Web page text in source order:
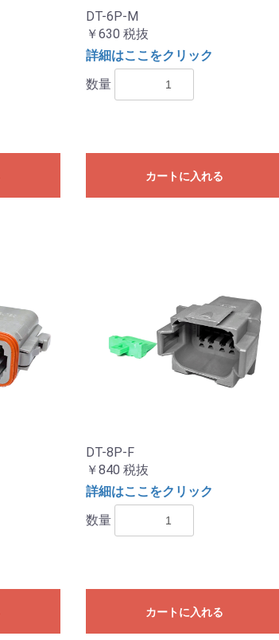
DT-6P-M
￥630 税抜
詳細はここをクリック
数量
カートに入れる
DT-8P-F
￥840 税抜
詳細はここをクリック
数量
カートに入れる